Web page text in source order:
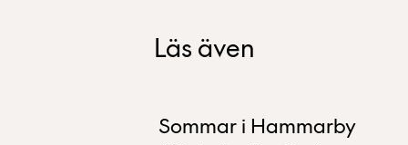
Läs även
Sommar i Hammarby